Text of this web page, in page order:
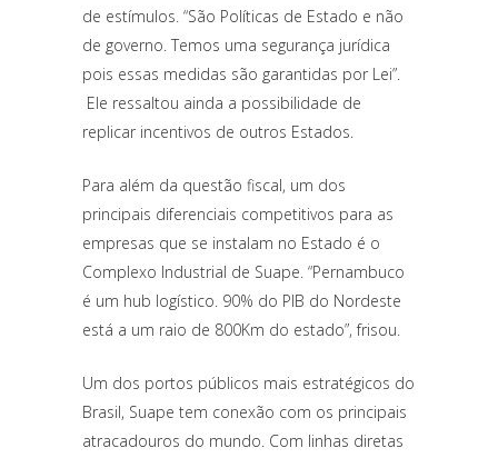
de estímulos. “São Políticas de Estado e não
de governo. Temos uma segurança jurídica
pois essas medidas são garantidas por Lei”.
Ele ressaltou ainda a possibilidade de
replicar incentivos de outros Estados.
Para além da questão fiscal, um dos
principais diferenciais competitivos para as
empresas que se instalam no Estado é o
Complexo Industrial de Suape. “Pernambuco
é um hub logístico. 90% do PIB do Nordeste
está a um raio de 800Km do estado”, frisou.
Um dos portos públicos mais estratégicos do
Brasil, Suape tem conexão com os principais
atracadouros do mundo. Com linhas diretas